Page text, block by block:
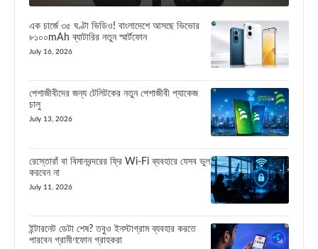
এক চার্জে ৩৫ ঘণ্টা ভিডিও! বাংলাদেশে আসছে ভিভোর
৮১০০mAh ব্যাটারির নতুন স্মার্টফোন
July 16, 2026
পেশাজীবীদের জন্য টেলিটকের নতুন পেশাজীবী প্যাকেজ
চালু
July 13, 2026
রেস্তোরাঁ বা বিমানবন্দরের ফ্রি Wi-Fi ব্যবহারে যেসব ভুল
করবেন না
July 11, 2026
ইন্টারনেট ডেটা শেষ? তবুও ইনস্টাগ্রাম ব্যবহার করতে
পারবেন গ্রামীণফোন গ্রাহকরা